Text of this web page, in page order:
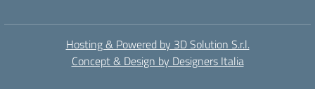
Hosting & Powered by 3D Solution S.r.l.
Concept & Design by Designers Italia